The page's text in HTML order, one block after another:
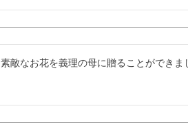
素敵なお花を義理の母に贈ることができま